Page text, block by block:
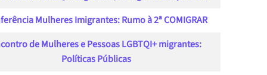
Mulheres Imigrantes: Rumo à 2ª COMIGRAR
de Mulheres e Pessoas LGBTQI+ migrantes:
Políticas Públicas